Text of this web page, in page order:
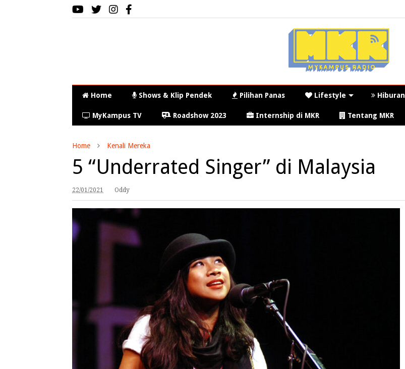
Home Shows & Klip Pendek Pilihan Panas Lifestyle Hiburan
MyKampus TV Roadshow 2023 Internship di MKR Tentang MKR
Home Kenali Mereka
5 “Underrated Singer” di Malaysia
22/01/2021 Oddy